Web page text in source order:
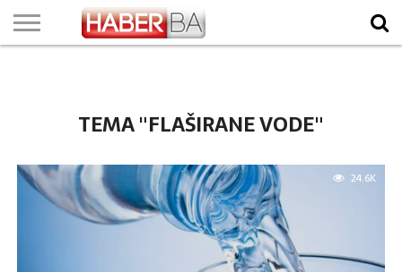
TEMA "FLAŠIRANE VODE"
24.6K